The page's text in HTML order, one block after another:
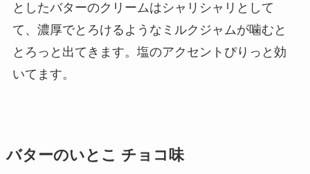
としたバターのクリームはシャリシャリとして
て、濃厚でとろけるようなミルクジャムが噛むと
とろっと出てきます。塩のアクセントぴりっと効
いてます。
バターのいとこ チョコ味